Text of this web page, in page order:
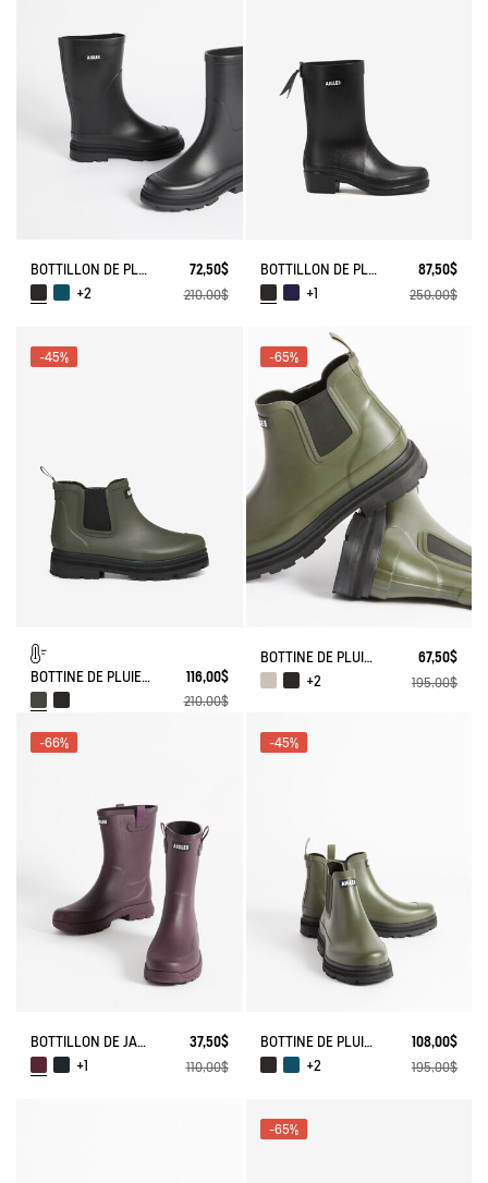
BOTTILLON DE PLUIE MID RAIN 72,50$
+2 210,00$
BOTTILLON DE PLUIE MYRICA 87,50$
+1 250,00$
BOTTINE DE PLUIE SOFT RAIN FOURRÉE 116,00$
-45%
210,00$
BOTTINE DE PLUIE SOFT RAIN 2 67,50$
-65%
+2 195,00$
BOTTILLON DE JARDIN ALYA 37,50$
-66%
+1 110,00$
BOTTINE DE PLUIE SOFT RAIN 108,00$
-45%
+2 195,00$
-65%